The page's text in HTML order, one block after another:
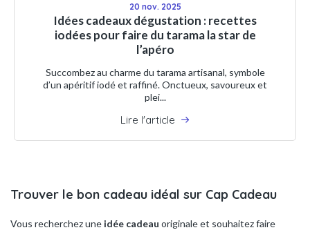
20 nov. 2025
Idées cadeaux dégustation : recettes
iodées pour faire du tarama la star de
l’apéro
Succombez au charme du tarama artisanal, symbole
d’un apéritif iodé et raffiné. Onctueux, savoureux et
plei...
Lire l'article
Trouver le bon cadeau idéal sur Cap Cadeau
Vous recherchez une idée cadeau originale et souhaitez faire